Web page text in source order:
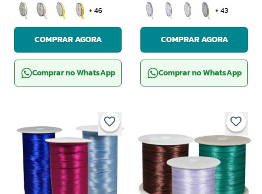
+ 46
COMPRAR AGORA
Comprar no WhatsApp
+ 43
COMPRAR AGORA
Comprar no WhatsApp